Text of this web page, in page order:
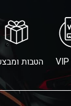
הטבות